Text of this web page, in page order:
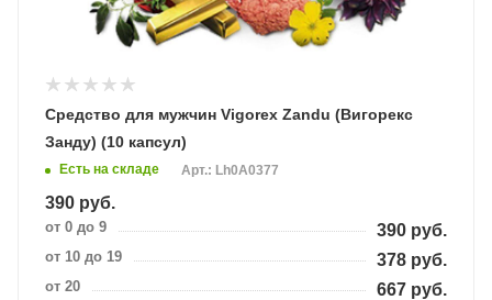
Средство для мужчин Vigorex Zandu (Вигорекс
Занду) (10 капсул)
Есть на складе Арт.: Lh0A0377
390 руб.
от 0 до 9 390 руб.
от 10 до 19 378 руб.
от 20 667 руб.